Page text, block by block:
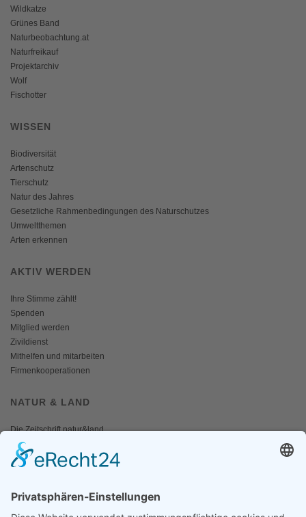
Wildkatze
Grünes Band
Naturbeobachtung.at
Naturfreikauf
Projektarchiv
Wolf
Fischotter
WISSEN
Biodiversität
Artenschutz
Tierschutz
Natur des Jahres
Gesetzliche Rahmenbedingungen des Naturschutzes
Umweltthemen
Arten erkennen
AKTIV WERDEN
Ihre Stimme zählt!
Spenden
Mitglied werden
Zivildienst
Mithelfen und mitarbeiten
Firmenkooperationen
NATUR & LAND
Die Zeitschrift natur&land
Archiv
Mediadaten